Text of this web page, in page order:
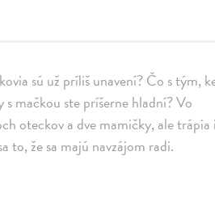
sú už príliš unavení? Čo s tým,
s mačkou ste príšerne hladní? Vo
oteckov a dve mamičky, ale trápia
to, že sa majú navzájom radi.